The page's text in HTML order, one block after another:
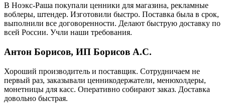
В Ноэкс-Раша покупали ценники для магазина, рекламные
воблеры, штендер. Изготовили быстро. Поставка была в срок,
выполнили все договоренности. Делают быструю доставку по
всей России. Учли наши требования.
Антон Борисов, ИП Борисов А.С.
Хороший производитель и поставщик. Сотрудничаем не
первый раз, заказывали ценникодержатели, менюхолдеры,
монетницы для касс. Оперативно собирают заказ. Доставка
довольно быстрая.